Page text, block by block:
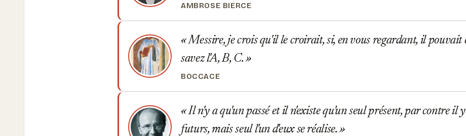
AMBROSE BIERCE
Messire, je crois qu'il le croirait, si, en vous regardant, il pouvait
savez l'A, B, C.
BOCCACE
Il n'y a qu'un passé et il n'existe qu'un seul présent, par contre il
futurs, mais seul l'un d'eux se réalise.